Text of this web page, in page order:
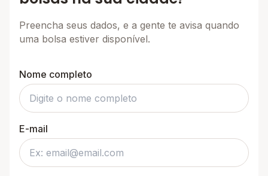
Preencha seus dados, e a gente te avisa quando
uma bolsa estiver disponível.
Nome completo
E-mail